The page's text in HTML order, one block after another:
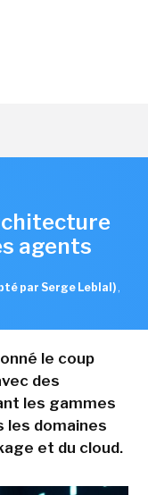
agents
par Serge Leblal) ,
le coup
des
les gammes
les domaines
et du cloud.